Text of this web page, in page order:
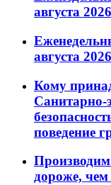
августа
августа
Кому
Санитарно-
поведение
дороже, чем